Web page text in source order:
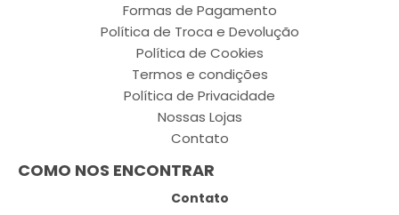
Formas de Pagamento
Política de Troca e Devolução
Política de Cookies
Termos e condições
Política de Privacidade
Nossas Lojas
Contato
COMO NOS ENCONTRAR
Contato